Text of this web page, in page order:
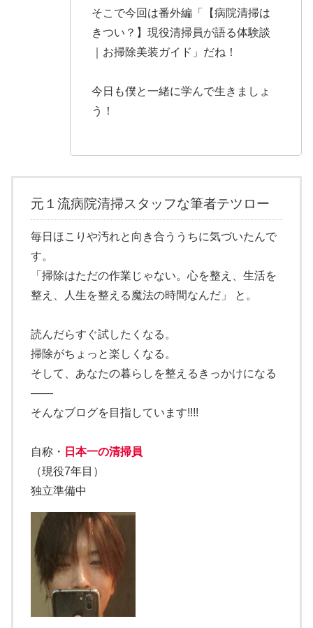
そこで今回は番外編「【病院清掃は
きつい？】現役清掃員が語る体験談
｜お掃除美装ガイド」だね！
今日も僕と一緒に学んで生きましょ
う！
元１流病院清掃スタッフな筆者テツロー
毎日ほこりや汚れと向き合ううちに気づいたんで
す。
「掃除はただの作業じゃない。心を整え、生活を
整え、人生を整える魔法の時間なんだ」 と。
読んだらすぐ試したくなる。
掃除がちょっと楽しくなる。
そして、あなたの暮らしを整えるきっかけになる
——
そんなブログを目指しています!!!!
自称・ 日本一の清掃員
（現役7年目）
独立準備中